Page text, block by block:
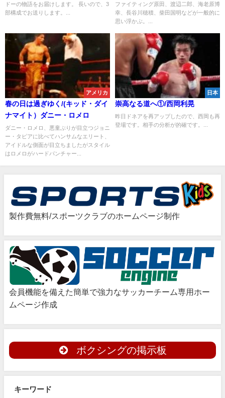
ドーの物語をお届けします。 長いので、3
部構成でお送りします。...
ファイティング原田、渡辺二郎、海老原博
幸、長谷川穂積、柴田国明などが一般的に
思い浮かぶ。...
アメリカ
春の日は過ぎゆく/(キッド・ダイ
ナマイト）ダニー・ロメロ
ダニー・ロメロ、悪童ぶりが目立つジョニ
ー・タピアに比べてハンサムなエリート、
アイドルな側面が目立ちましたがスタイル
はロメロがハードパンチャー...
日本
崇高なる道へ①/西岡利晃
昨日ドネアを再アップしたので、西岡も再
登場です。相手の分析が的確です。...
製作費無料/スポーツクラブのホームページ制作
会員機能を備えた簡単で強力なサッカーチーム専用ホー
ムページ作成
ボクシングの掲示板
キーワード